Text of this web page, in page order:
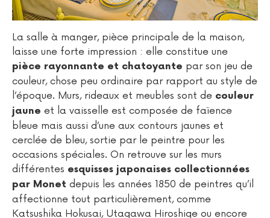
La salle à manger, pièce principale de la maison,
laisse une forte impression : elle constitue une
pièce rayonnante et chatoyante par son jeu de
couleur, chose peu ordinaire par rapport au style de
l’époque. Murs, rideaux et meubles sont de couleur
jaune et la vaisselle est composée de faïence
bleue mais aussi d’une aux contours jaunes et
cerclée de bleu, sortie par le peintre pour les
occasions spéciales. On retrouve sur les murs
différentes esquisses japonaises collectionnées
par Monet depuis les années 1850 de peintres qu’il
affectionne tout particulièrement, comme
Katsushika Hokusai, Utagawa Hiroshige ou encore